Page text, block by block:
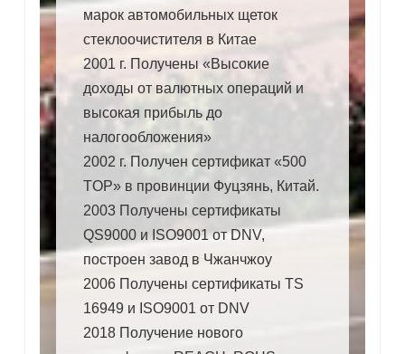
марок автомобильных щеток
стеклоочистителя в Китае
2001 г. Получены «Высокие
доходы от валютных операций и
высокая прибыль до
налогообложения»
2002 г. Получен сертификат «500
TOP» в провинции Фуцзянь, Китай.
2003 Получены сертификаты
QS9000 и ISO9001 от DNV,
построен завод в Чжанчжоу
2006 Получены сертификаты TS
16949 и ISO9001 от DNV
2018 Получение нового